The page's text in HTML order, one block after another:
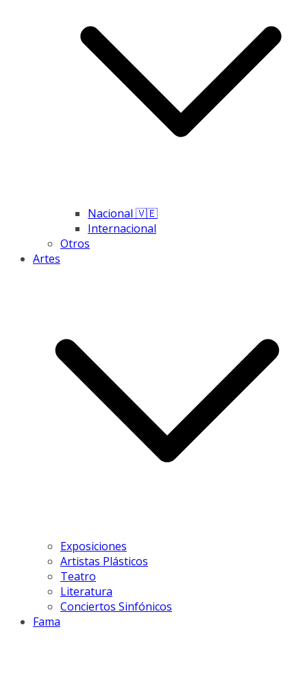
Nacional 🇻🇪
Internacional
Otros
Artes
Exposiciones
Artistas Plásticos
Teatro
Literatura
Conciertos Sinfónicos
Fama